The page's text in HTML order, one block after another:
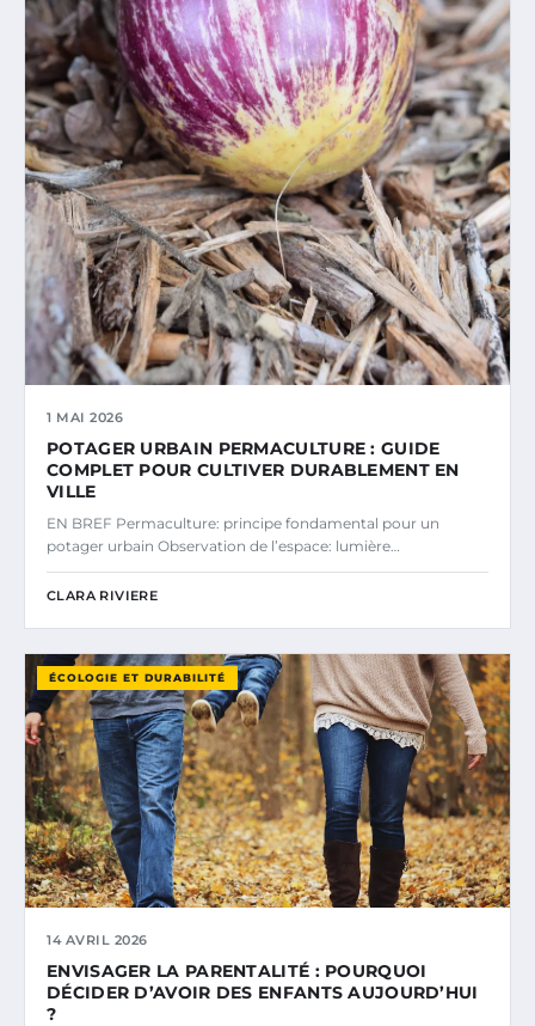
1 MAI 2026
POTAGER URBAIN PERMACULTURE : GUIDE
COMPLET POUR CULTIVER DURABLEMENT EN
VILLE
EN BREF Permaculture: principe fondamental pour un
potager urbain Observation de l’espace: lumière…
CLARA RIVIERE
ÉCOLOGIE ET DURABILITÉ
14 AVRIL 2026
ENVISAGER LA PARENTALITÉ : POURQUOI
DÉCIDER D’AVOIR DES ENFANTS AUJOURD’HUI
?